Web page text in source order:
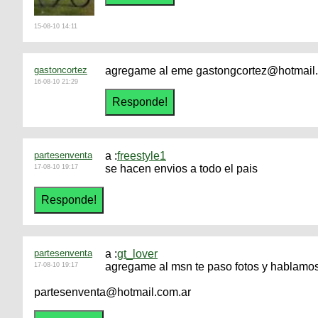
15-08-10 14:11
gastoncortez
16-08-10 21:29
agregame al eme
partesenventa
17-08-10 19:17
a :freestyle1
se hacen envios a todo el pais
partesenventa
17-08-10 19:17
a :gt_lover
agregame al msn te paso fotos y
partesenventa@hotmail.com.ar